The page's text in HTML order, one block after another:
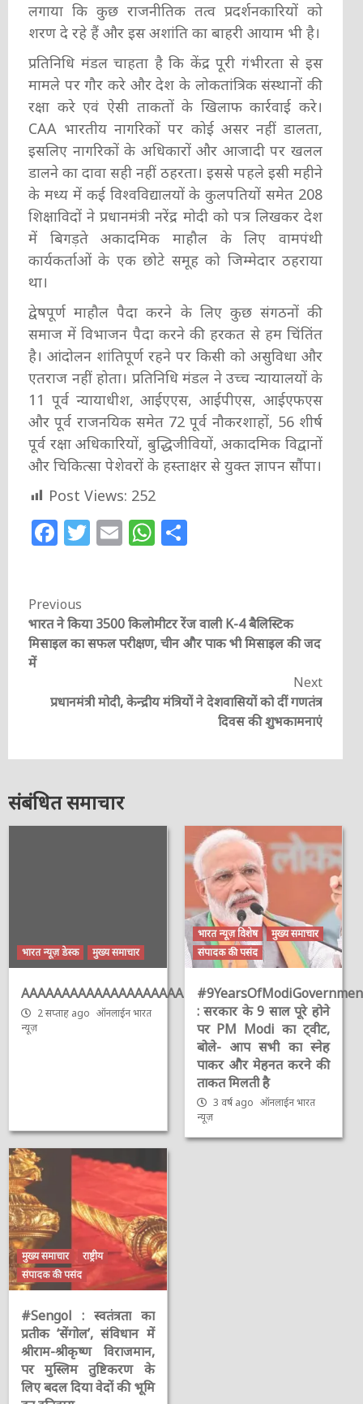
लगाया कि कुछ राजनीतिक तत्व प्रदर्शनकारियों को
शरण दे रहे हैं और इस अशांति का बाहरी आयाम भी है।
प्रतिनिधि मंडल चाहता है कि केंद्र पूरी गंभीरता से इस
मामले पर गौर करे और देश के लोकतांत्रिक संस्थानों की
रक्षा करे एवं ऐसी ताकतों के खिलाफ कार्रवाई करे।
CAA भारतीय नागरिकों पर कोई असर नहीं डालता,
इसलिए नागरिकों के अधिकारों और आजादी पर खलल
डालने का दावा सही नहीं ठहरता। इससे पहले इसी महीने
के मध्य में कई विश्वविद्यालयों के कुलपतियों समेत 208
शिक्षाविदों ने प्रधानमंत्री नरेंद्र मोदी को पत्र लिखकर देश
में बिगड़ते अकादमिक माहौल के लिए वामपंथी
कार्यकर्ताओं के एक छोटे समूह को जिम्मेदार ठहराया
था।
द्वेषपूर्ण माहौल पैदा करने के लिए कुछ संगठनों की
समाज में विभाजन पैदा करने की हरकत से हम चिंतिंत
है। आंदोलन शांतिपूर्ण रहने पर किसी को असुविधा और
एतराज नहीं होता। प्रतिनिधि मंडल ने उच्च न्यायालयों के
11 पूर्व न्यायाधीश, आईएएस, आईपीएस, आईएफएस
और पूर्व राजनयिक समेत 72 पूर्व नौकरशाहों, 56 शीर्ष
पूर्व रक्षा अधिकारियों, बुद्धिजीवियों, अकादमिक विद्वानों
और चिकित्सा पेशेवरों के हस्ताक्षर से युक्त ज्ञापन सौंपा।
Post Views: 252
Facebook
Twitter
EmailWhatsApp
Continue
Reading
Previous
भारत ने किया 3500 किलोमीटर रेंज वाली K-4 बैलिस्टिक
मिसाइल का सफल परीक्षण, चीन और पाक भी मिसाइल की जद
में
Next
प्रधानमंत्री मोदी, केन्द्रीय मंत्रियों ने देशवासियों को दीं गणतंत्र
दिवस की शुभकामनाएं
संबंधित समाचार
भारत न्यूज़ डेस्क मुख्य समाचार
AAAAAAAAAAAAAAAAAAAAAAAAAAAAAAAAA
2 सप्ताह ago ऑनलाईन भारत
न्यूज़
भारत न्यूज़ विशेष
मुख्य समाचार
संपादक की पसंद
: सरकार के 9 साल पूरे होने
पर PM Modi का ट्वीट,
बोले- आप सभी का स्नेह
पाकर और मेहनत करने की
ताकत मिलती है
3 वर्ष ago ऑनलाईन भारत
न्यूज़
मुख्य समाचार
राष्ट्रीय
संपादक की पसंद
#Sengol : स्वतंत्रता का
प्रतीक ‘सेंगोल’, संविधान में
श्रीराम-श्रीकृष्ण विराजमान,
पर मुस्लिम तुष्टिकरण के
लिए बदल दिया वेदों की भूमि